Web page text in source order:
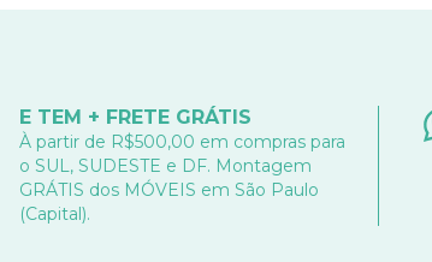
E TEM + FRETE GRÁTIS
À partir de R$500,00 em compras para
o SUL, SUDESTE e DF. Montagem
GRÁTIS dos MÓVEIS em São Paulo
(Capital).